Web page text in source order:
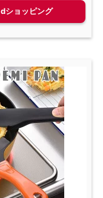
dショッピング